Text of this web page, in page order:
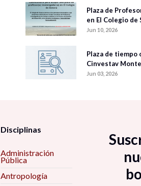
Plaza de
en El Colegio de
Jun 10, 2026
Plaza de tiempo
Cinvestav
Jun 03, 2026
Disciplinas
Administración
Pública
Antropología